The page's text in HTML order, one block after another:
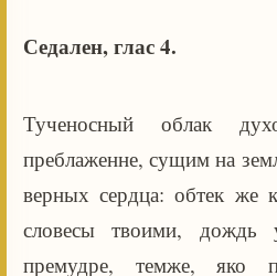
Седален, глас 4.
Тученосный облак
преблаженне, сущим на
верных сердца: обтек же
словесы твоими, дождь
премудре, темже, яко